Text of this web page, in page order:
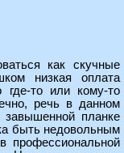
как скучные
низкая оплата
то или кому-то
речь в данном
планке
быть недовольным
профессиональной